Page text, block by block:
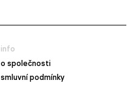
info
o společnosti
smluvní podmínky